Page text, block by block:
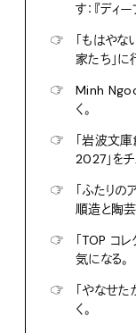
す：『ディ
☞
「もはや
家たち」に
☞
Minh
く。
☞
「岩波文
2027」をチ
☞
「ふたり
順造と陶芸
☞
「TOP コ
気になる。
☞
「やなせ
く。